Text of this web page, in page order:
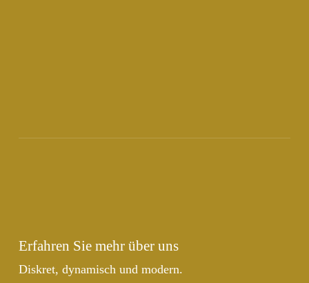
Erfahren Sie mehr über uns
Diskret, dynamisch und modern.